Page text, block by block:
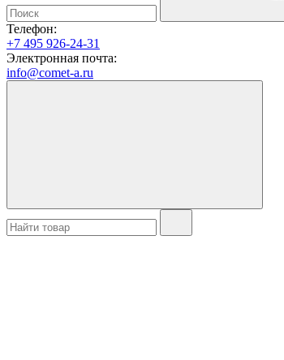
Телефон:
+7 495 926-24-31
Электронная почта:
info@comet-a.ru